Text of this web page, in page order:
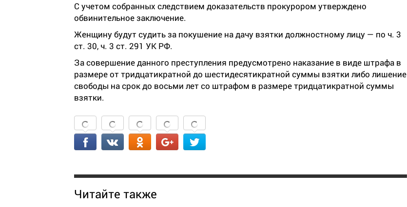
С учетом собранных следствием доказательств прокурором утверждено
обвинительное заключение.
Женщину будут судить за покушение на дачу взятки должностному лицу — по ч. 3
ст. 30, ч. 3 ст. 291 УК РФ.
За совершение данного преступления предусмотрено наказание в виде штрафа в
размере от тридцатикратной до шестидесятикратной суммы взятки либо лишение
свободы на срок до восьми лет со штрафом в размере тридцатикратной суммы
взятки.
Читайте также